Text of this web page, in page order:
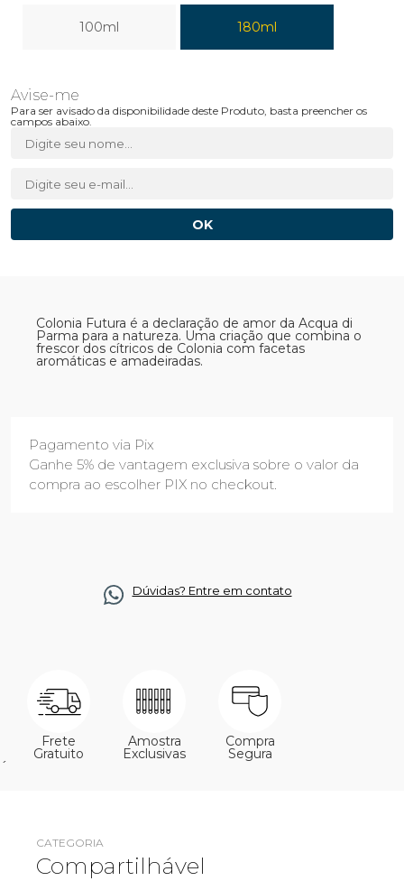
100ml 180ml
Para ser avisado da disponibilidade deste Produto, basta preencher os
campos abaixo.
Colonia Futura é a declaração de amor da Acqua di
Parma para a natureza. Uma criação que combina o
frescor dos cítricos de Colonia com facetas
aromáticas e amadeiradas.
Pagamento via Pix
Ganhe 5% de vantagem exclusiva sobre o valor da
compra ao escolher PIX no checkout.
Dúvidas? Entre em contato
Frete
Gratuito
Amostra
Exclusivas
Compra
Segura
´
CATEGORIA
Compartilhável